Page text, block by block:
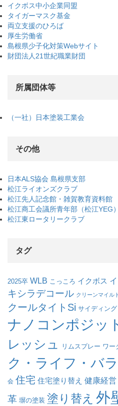
イクボス中小企業同盟
タイガーマスク基金
両立支援のひろば
厚生労働省
島根県少子化対策Webサイト
財団法人21世紀職業財団
所属団体等
（一社）日本塗装工業会
その他
日本ALS協会 島根県支部
松江ライオンズクラブ
松江先人記念館・雑賀教育資料館
松江商工会議所青年部（松江YEG）
松江東ロータリークラブ
タグ
2025卒 WLB こっころ イクボス
キシラデコール クリーンマイル
クールタイトSi サイディング
ナノコンポジッ
レッシュ
リムスプレー ワー
ク・ライフ・バ
会 住宅 住宅塗り替え 健康経営
革 塀の塗装 塗り替え 外